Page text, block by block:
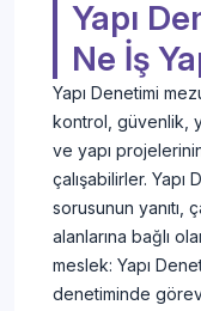
Yapı
Ne İş
Yapı Denetimi
kontrol, güvenlik,
ve yapı
çalışabilirler. Yapı
sorusunun yanıtı,
alanlarına bağlı
meslek: Yapı
denetiminde